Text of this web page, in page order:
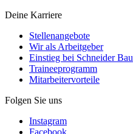
Deine Karriere
Stellenangebote
Wir als Arbeitgeber
Einstieg bei Schneider Bau
Traineeprogramm
Mitarbeitervorteile
Folgen Sie uns
Instagram
Facebook